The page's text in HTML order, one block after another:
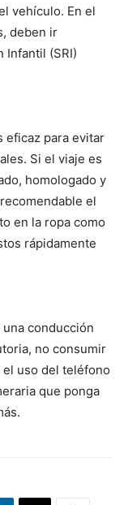
vehículo. En el
deben ir
Infantil (SRI)
eficaz para evitar
Si el viaje es
homologado y
el
en la ropa como
rápidamente
conducción
no consumir
uso del teléfono
que ponga